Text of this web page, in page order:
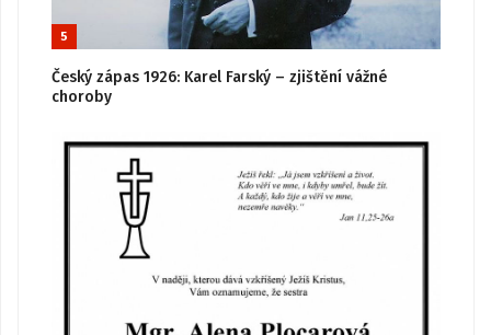
5
Český zápas 1926: Karel Farský – zjištění vážné
choroby